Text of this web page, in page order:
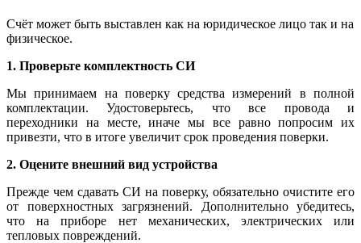
Счёт может быть выставлен как на юридическое лицо так и на
физическое.
1. Проверьте комплектность СИ
Мы принимаем на поверку средства измерений в полной
комплектации. Удостоверьтесь, что все провода и
переходники на месте, иначе мы все равно попросим их
привезти, что в итоге увеличит срок проведения поверки.
2. Оцените внешний вид устройства
Прежде чем сдавать СИ на поверку, обязательно очистите его
от поверхностных загрязнений. Дополнительно убедитесь,
что на приборе нет механических, электрических или
тепловых повреждений.